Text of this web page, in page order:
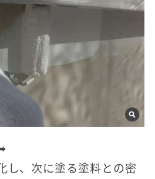
し、次に塗る塗料との密